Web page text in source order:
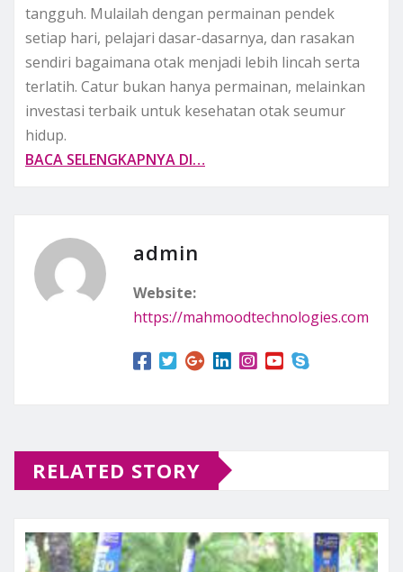
tangguh. Mulailah dengan permainan pendek
setiap hari, pelajari dasar-dasarnya, dan rasakan
sendiri bagaimana otak menjadi lebih lincah serta
terlatih. Catur bukan hanya permainan, melainkan
investasi terbaik untuk kesehatan otak seumur
hidup.
BACA SELENGKAPNYA DI…
admin
Website:
https://mahmoodtechnologies.com
RELATED STORY